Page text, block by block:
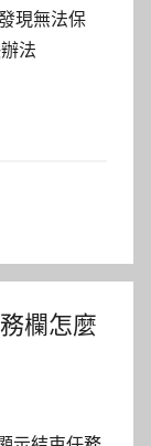
現無法保
法
欄怎麼